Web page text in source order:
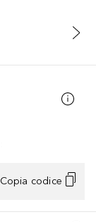
Copia codice